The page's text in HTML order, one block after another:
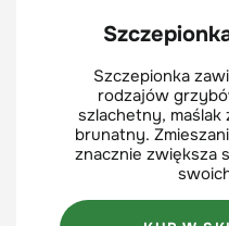
Szczepionka
rodzajów
szlachetny,
brunatny.
znacznie zwiększa